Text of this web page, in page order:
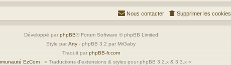
Supprimer les cookies
Nous contacter
Développé par phpBB® Forum Software © phpBB Limited
Style par Arty - phpBB 3.2 par MrGaby
Traduit par phpBB-fr.com
EzCom : « Traductions d'extensions & styles pour phpBB 3.2.x & 3.3.x »